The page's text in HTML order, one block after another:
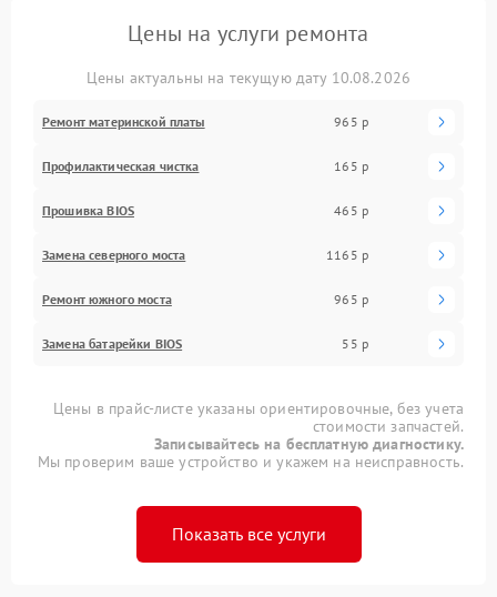
Цены на услуги ремонта
Цены актуальны на текущую дату 10.08.2026
Ремонт материнской платы 965 р
Профилактическая чистка 165 р
Прошивка BIOS 465 р
Замена северного моста 1165 р
Ремонт южного моста 965 р
Замена батарейки BIOS 55 р
Цены в прайс-листе указаны ориентировочные, без учета
стоимости запчастей.
Записывайтесь на бесплатную диагностику.
Мы проверим ваше устройство и укажем на неисправность.
Показать все услуги